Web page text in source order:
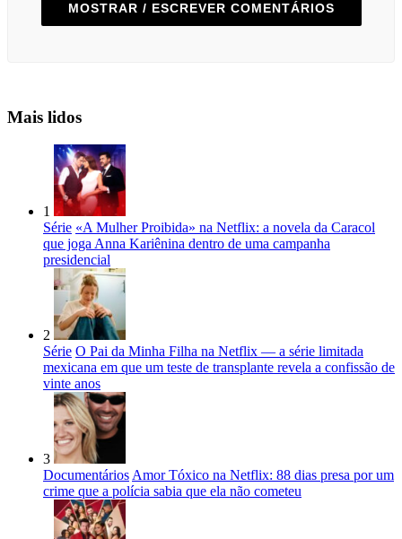
MOSTRAR / ESCREVER COMENTÁRIOS
Mais lidos
1
Série «A Mulher Proibida» na Netflix: a novela da Caracol
que joga Anna Kariênina dentro de uma campanha
presidencial
2
Série O Pai da Minha Filha na Netflix — a série limitada
mexicana em que um teste de transplante revela a confissão de
vinte anos
3
Documentários Amor Tóxico na Netflix: 88 dias presa por um
crime que a polícia sabia que ela não cometeu